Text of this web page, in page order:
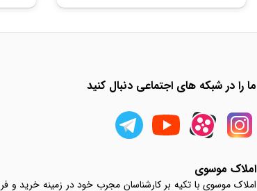
ما را در شبکه های اجتماعی دنبال کنید
املاک موسوی
املاک موسوی با تکیه بر کارشناسان مجرب خود در زمینه خرید و